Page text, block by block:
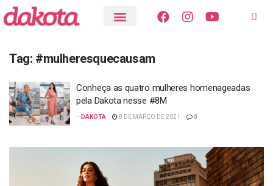
Tag: #mulheresquecausam
Conheça as quatro mulheres homenageadas
pela Dakota nesse #8M
-- DAKOTA 8 DE MARÇO DE 2021 0